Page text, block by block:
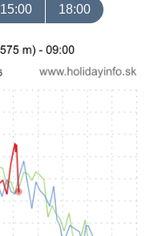
15:00 18:00